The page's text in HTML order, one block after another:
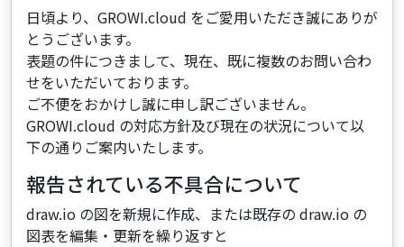
日頃より、GROWI.cloud をご愛用いただき誠にありが
とうございます。
表題の件につきまして、現在、既に複数のお問い合わ
せをいただいております。
ご不便をおかけし誠に申し訳ございません。
GROWI.cloud の対応方針及び現在の状況について以
下の通りご案内いたします。
報告されている不具合について
draw.io の図を新規に作成、または既存の draw.io の
図表を編集・更新を繰り返すと